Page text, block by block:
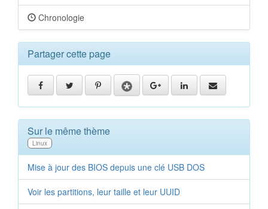
Chronologie
Partager cette page
Sur le même thème
Linux
Mise à jour des BIOS depuis une clé USB DOS
Voir les partitions, leur taille et leur UUID